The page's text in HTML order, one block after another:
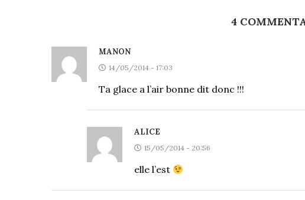
4
MANON
14/05/2014 - 17:03
Ta glace a l’air bonne dit donc !!!
ALICE
15/05/2014 - 20:56
elle l’est